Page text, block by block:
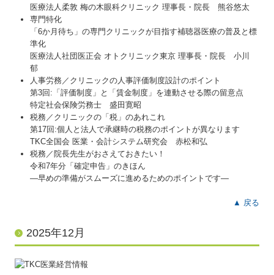
医療法人柔敦 梅の木眼科クリニック 理事長・院長 熊谷悠太
専門特化
「6か月待ち」の専門クリニックが目指す補聴器医療の普及と標
準化
医療法人社団医正会 オトクリニック東京 理事長・院長 小川
郁
人事労務／クリニックの人事評価制度設計のポイント
第3回:「評価制度」と「賃金制度」を連動させる際の留意点
特定社会保険労務士 盛田寛昭
税務／クリニックの「税」のあれこれ
第17回:個人と法人で承継時の税務のポイントが異なります
TKC全国会 医業・会計システム研究会 赤松和弘
税務／院長先生がおさえておきたい！
令和7年分「確定申告」のきほん
―早めの準備がスムーズに進めるためのポイントです―
▲ 戻る
2025年12月